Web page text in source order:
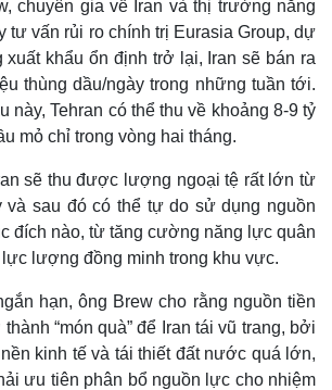
chuyên gia về Iran và thị trường năng
tư vấn rủi ro chính trị Eurasia Group, dự
xuất khẩu ổn định trở lại, Iran sẽ bán ra
thùng dầu/ngày trong những tuần tới.
này, Tehran có thể thu về khoảng 8-9 tỷ
mỏ chỉ trong vòng hai tháng.
sẽ thu được lượng ngoại tệ rất lớn từ
và sau đó có thể tự do sử dụng nguồn
đích nào, từ tăng cường năng lực quân
lượng đồng minh trong khu vực.
hạn, ông Brew cho rằng nguồn tiền
“món quà” để Iran tái vũ trang, bởi
kinh tế và tái thiết đất nước quá lớn,
ưu tiên phân bổ nguồn lực cho nhiệm